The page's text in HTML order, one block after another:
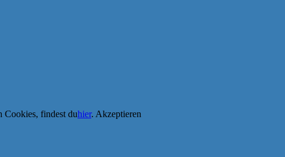
Cookies, findest duhier. Akzeptieren